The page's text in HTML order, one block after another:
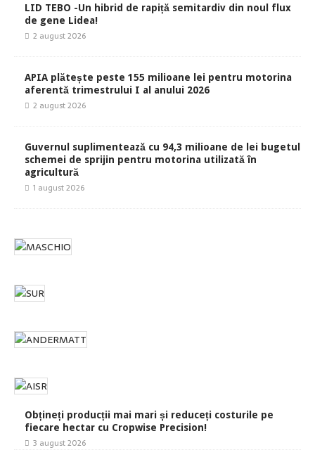
LID TEBO -Un hibrid de rapiță semitardiv din noul flux
de gene Lidea!
2 august 2026
APIA plătește peste 155 milioane lei pentru motorina
aferentă trimestrului I al anului 2026
2 august 2026
Guvernul suplimentează cu 94,3 milioane de lei bugetul
schemei de sprijin pentru motorina utilizată în
agricultură
1 august 2026
Obțineți producții mai mari și reduceți costurile pe
fiecare hectar cu Cropwise Precision!
3 august 2026